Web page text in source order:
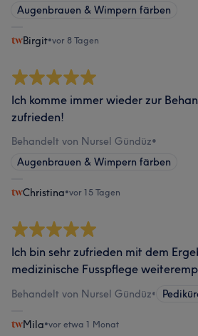
Augenbrauen & Wimpern färben
Birgit•vor 8 Tagen
Ich komme immer wieder zur
zufrieden!
Behandelt von Nursel Gündüz•
Augenbrauen & Wimpern färben
Christina•vor 15 Tagen
Ich bin sehr zufrieden mit dem
medizinische Fusspflege
Behandelt von Nursel Gündüz•
Mila•vor etwa 1 Monat